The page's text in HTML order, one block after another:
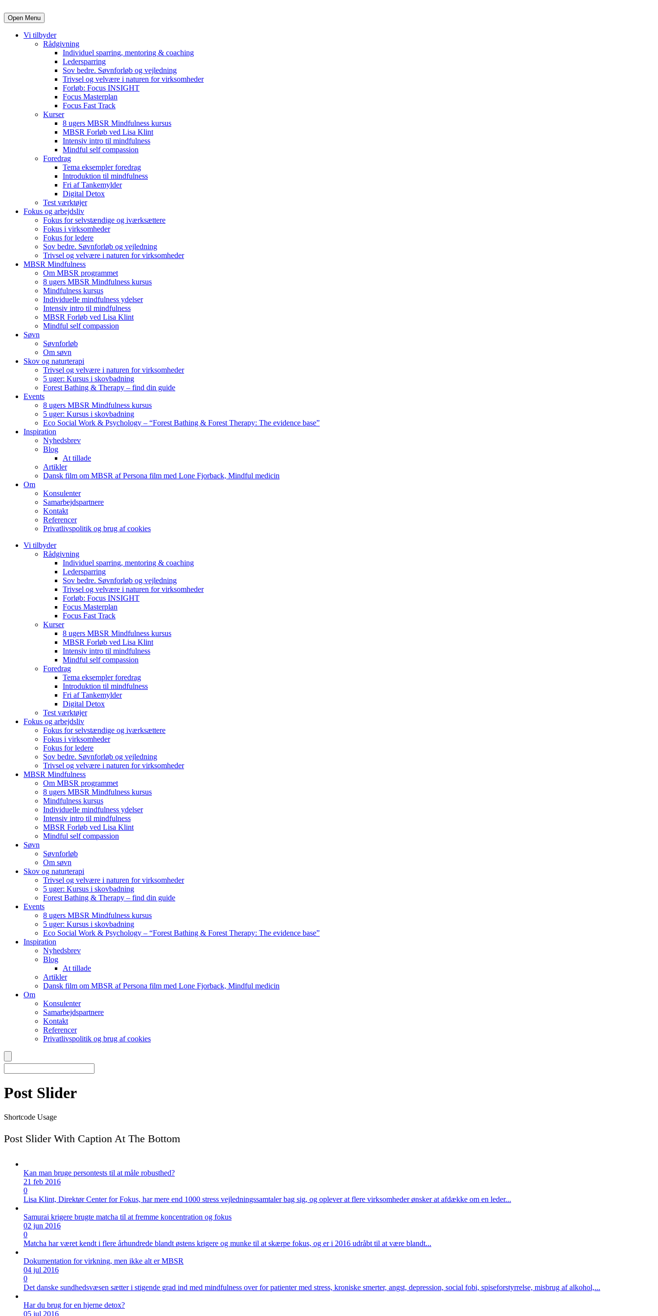
Open Menu
Vi tilbyder
Rådgivning
Individuel sparring, mentoring & coaching
Ledersparring
Sov bedre. Søvnforløb og vejledning
Trivsel og velvære i naturen for virksomheder
Forløb: Focus INSIGHT
Focus Masterplan
Focus Fast Track
Kurser
8 ugers MBSR Mindfulness kursus
MBSR Forløb ved Lisa Klint
Intensiv intro til mindfulness
Mindful self compassion
Foredrag
Tema eksempler foredrag
Introduktion til mindfulness
Fri af Tankemylder
Digital Detox
Test værktøjer
Fokus og arbejdsliv
Fokus for selvstændige og iværksættere
Fokus i virksomheder
Fokus for ledere
Sov bedre. Søvnforløb og vejledning
Trivsel og velvære i naturen for virksomheder
MBSR Mindfulness
Om MBSR programmet
8 ugers MBSR Mindfulness kursus
Mindfulness kursus
Individuelle mindfulness ydelser
Intensiv intro til mindfulness
MBSR Forløb ved Lisa Klint
Mindful self compassion
Søvn
Søvnforløb
Om søvn
Skov og naturterapi
Trivsel og velvære i naturen for virksomheder
5 uger: Kursus i skovbadning
Forest Bathing & Therapy – find din guide
Events
8 ugers MBSR Mindfulness kursus
5 uger: Kursus i skovbadning
Eco Social Work & Psychology – “Forest Bathing & Forest Therapy: The evidence base”
Inspiration
Nyhedsbrev
Blog
At tillade
Artikler
Dansk film om MBSR af Persona film med Lone Fjorback, Mindful medicin
Om
Konsulenter
Samarbejdspartnere
Kontakt
Referencer
Privatlivspolitik og brug af cookies
Vi tilbyder
Rådgivning
Individuel sparring, mentoring & coaching
Ledersparring
Sov bedre. Søvnforløb og vejledning
Trivsel og velvære i naturen for virksomheder
Forløb: Focus INSIGHT
Focus Masterplan
Focus Fast Track
Kurser
8 ugers MBSR Mindfulness kursus
MBSR Forløb ved Lisa Klint
Intensiv intro til mindfulness
Mindful self compassion
Foredrag
Tema eksempler foredrag
Introduktion til mindfulness
Fri af Tankemylder
Digital Detox
Test værktøjer
Fokus og arbejdsliv
Fokus for selvstændige og iværksættere
Fokus i virksomheder
Fokus for ledere
Sov bedre. Søvnforløb og vejledning
Trivsel og velvære i naturen for virksomheder
MBSR Mindfulness
Om MBSR programmet
8 ugers MBSR Mindfulness kursus
Mindfulness kursus
Individuelle mindfulness ydelser
Intensiv intro til mindfulness
MBSR Forløb ved Lisa Klint
Mindful self compassion
Søvn
Søvnforløb
Om søvn
Skov og naturterapi
Trivsel og velvære i naturen for virksomheder
5 uger: Kursus i skovbadning
Forest Bathing & Therapy – find din guide
Events
8 ugers MBSR Mindfulness kursus
5 uger: Kursus i skovbadning
Eco Social Work & Psychology – “Forest Bathing & Forest Therapy: The evidence base”
Inspiration
Nyhedsbrev
Blog
At tillade
Artikler
Dansk film om MBSR af Persona film med Lone Fjorback, Mindful medicin
Om
Konsulenter
Samarbejdspartnere
Kontakt
Referencer
Privatlivspolitik og brug af cookies
Post Slider
Shortcode Usage
Post Slider With Caption At The Bottom
Kan man bruge persontests til at måle robusthed?
21 feb 2016
0
Lisa Klint, Direktør Center for Fokus, har mere end 1000 stress vejledningssamtaler bag sig, og oplever at flere virksomheder ønsker at afdække om en leder...
Samurai krigere brugte matcha til at fremme koncentration og fokus
02 jun 2016
0
Matcha har været kendt i flere århundrede blandt østens krigere og munke til at skærpe fokus, og er i 2016 udråbt til at være blandt...
Dokumentation for virkning, men ikke alt er MBSR
04 jul 2016
0
Det danske sundhedsvæsen sætter i stigende grad ind med mindfulness over for patienter med stress, kroniske smerter, angst, depression, social fobi, spiseforstyrrelse, misbrug af alkohol,...
Har du brug for en hjerne detox?
05 jul 2016